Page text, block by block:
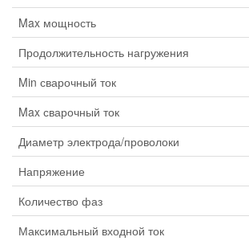
Max мощность
Продолжительность нагружения
Min сварочный ток
Max сварочный ток
Диаметр электрода/проволоки
Напряжение
Количество фаз
Максимальный входной ток